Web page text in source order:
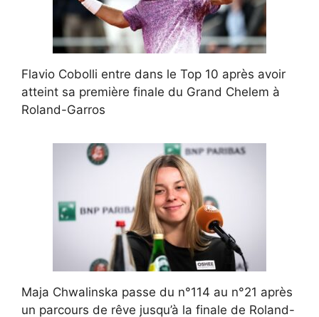
Flavio Cobolli entre dans le Top 10 après avoir
atteint sa première finale du Grand Chelem à
Roland-Garros
Maja Chwalinska passe du n°114 au n°21 après
un parcours de rêve jusqu’à la finale de Roland-